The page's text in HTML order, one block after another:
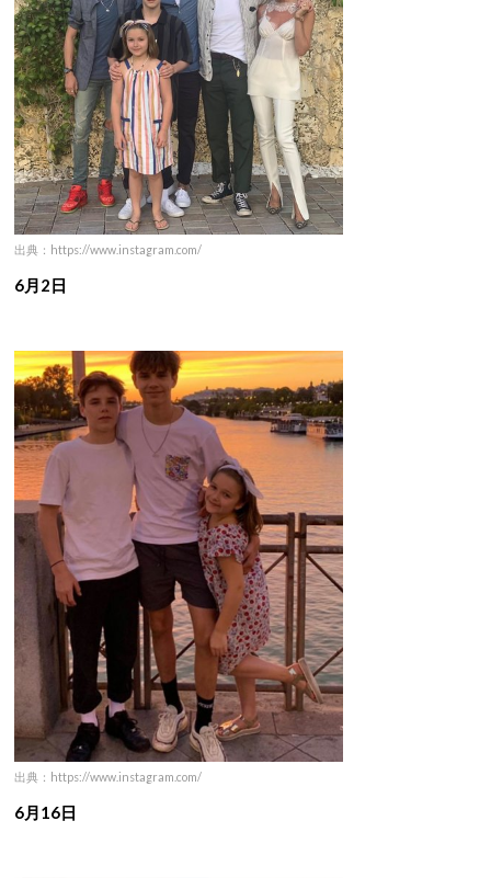
出典：https://www.instagram.com/
6月2日
出典：https://www.instagram.com/
6月16日